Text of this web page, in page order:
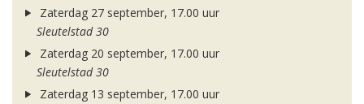
Zaterdag 27 september, 17.00 uur
Sleutelstad 30
Zaterdag 20 september, 17.00 uur
Sleutelstad 30
Zaterdag 13 september, 17.00 uur